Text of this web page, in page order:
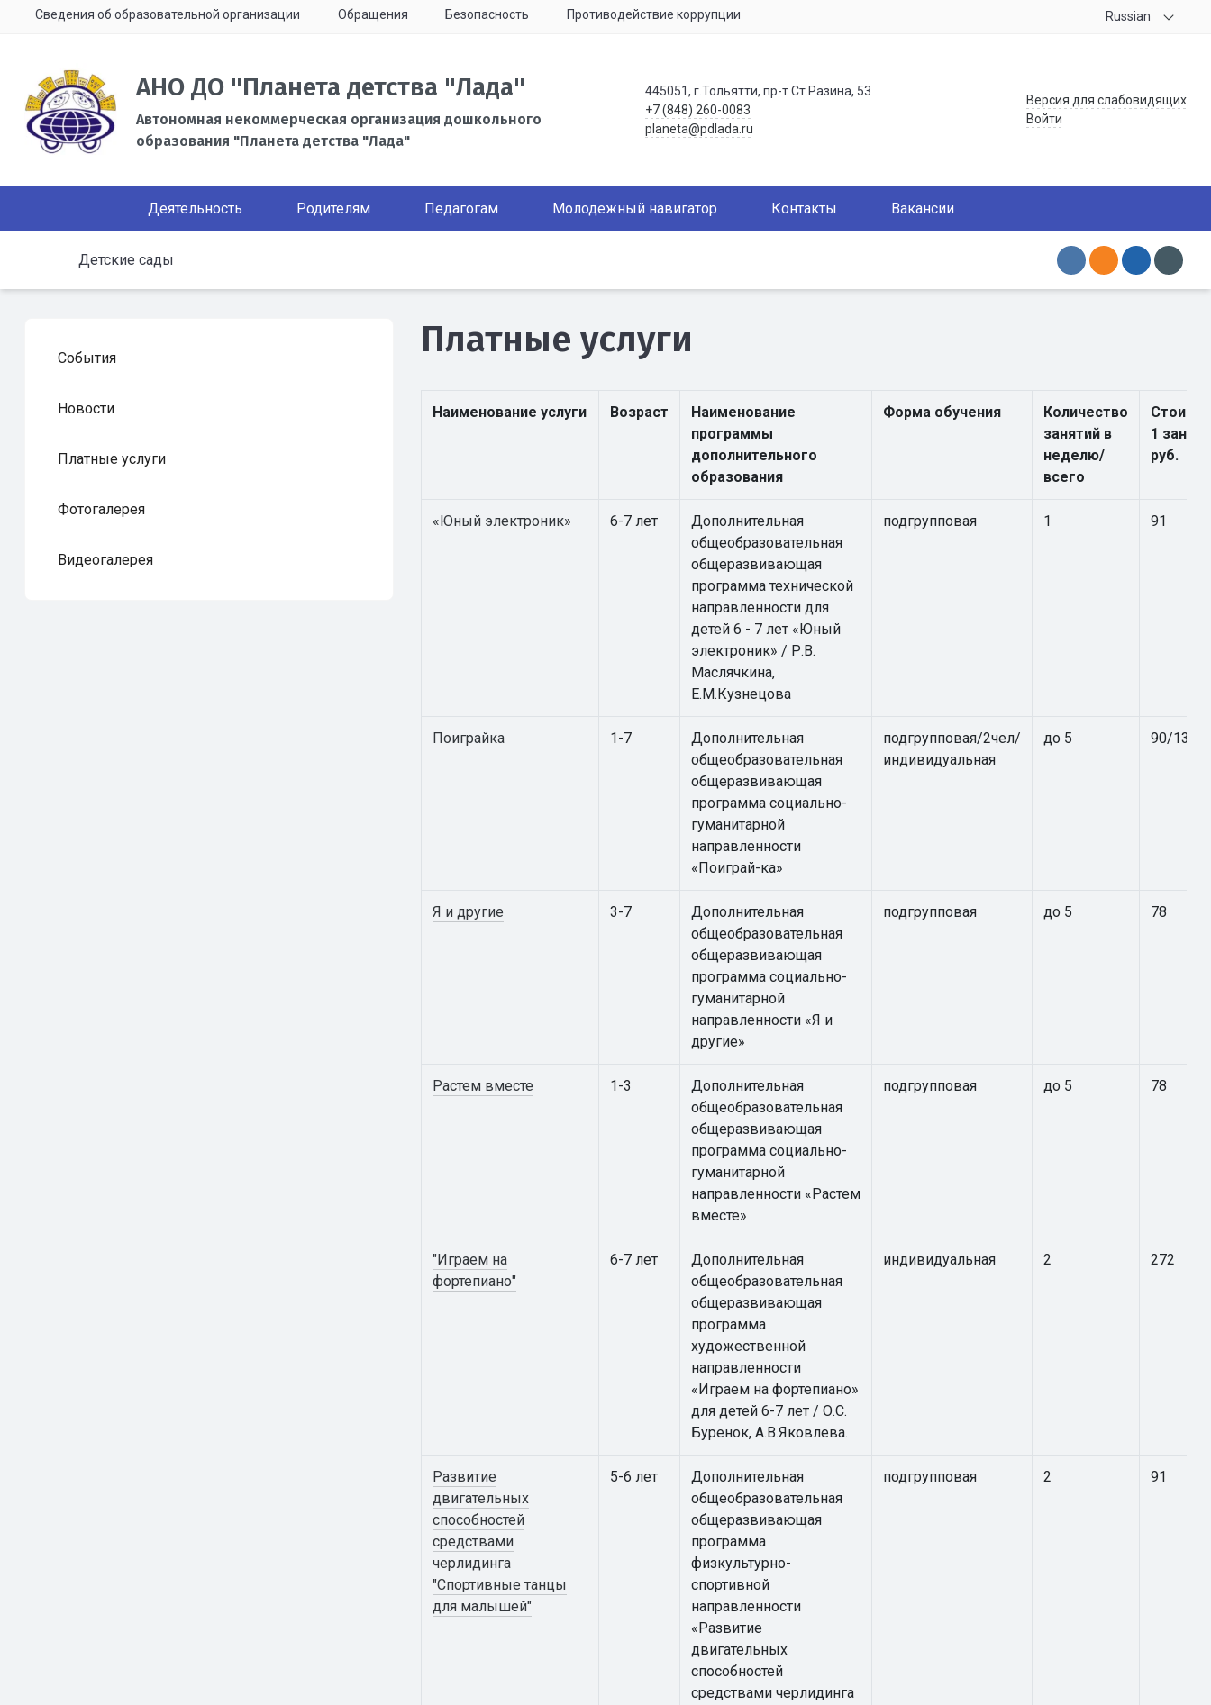
Сведения об образовательной организации Обращения Безопасность Противодействие коррупции Russian
АНО ДО "Планета детства "Лада"
Автономная некоммерческая организация дошкольного
образования "Планета детства "Лада"
445051, г.Тольятти, пр-т Ст.Разина, 53
+7 (848) 260-0083
planeta@pdlada.ru
Версия для слабовидящих
Войти
Деятельность Родителям Педагогам Молодежный навигатор Контакты Вакансии
Детские сады
События
Новости
Платные услуги
Фотогалерея
Видеогалерея
Платные услуги
Наименование услуги Возраст
Наименование
программы
дополнительного
образования
Форма обучения
Количество
занятий в
неделю/
всего
1
руб.
«Юный электроник» 6-7 лет
Дополнительная
общеобразовательная
общеразвивающая
программа технической
направленности для
детей 6 - 7 лет «Юный
электроник» / Р.В.
Маслячкина,
Е.М.Кузнецова
подгрупповая 1 91
Поиграйка 1-7
Дополнительная
общеобразовательная
общеразвивающая
программа социально-
гуманитарной
направленности
«Поиграй-ка»
подгрупповая/2чел/
индивидуальная
до 5 90/135/
Я и другие 3-7
Дополнительная
общеобразовательная
общеразвивающая
программа социально-
гуманитарной
направленности «Я и
другие»
подгрупповая до 5 78
Растем вместе 1-3
Дополнительная
общеобразовательная
общеразвивающая
программа социально-
гуманитарной
направленности «Растем
вместе»
подгрупповая до 5 78
"Играем на
фортепиано"
6-7 лет
Дополнительная
общеобразовательная
общеразвивающая
программа
художественной
направленности
«Играем на фортепиано»
для детей 6-7 лет / О.С.
Буренок, А.В.Яковлева.
индивидуальная 2 272
Развитие
двигательных
способностей
средствами
черлидинга
"Спортивные танцы
для малышей"
5-6 лет
Дополнительная
общеобразовательная
общеразвивающая
программа
физкультурно-
спортивной
направленности
«Развитие
двигательных
способностей
средствами черлидинга
подгрупповая 2 91